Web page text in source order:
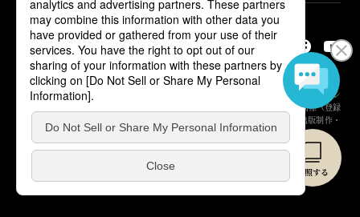
ABJマークは、この電子書店・電子書籍配信サービスが、著作権者からコン
テンツ使用許諾を得た正規版配信サービスであることを示す登録商標（登録
番号 第6091713号）です。詳しくは［ABJマーク］または［電子出版制作・
流通協議会］で検索してください。
© Yuhikaku Publishing Co., Ltd.